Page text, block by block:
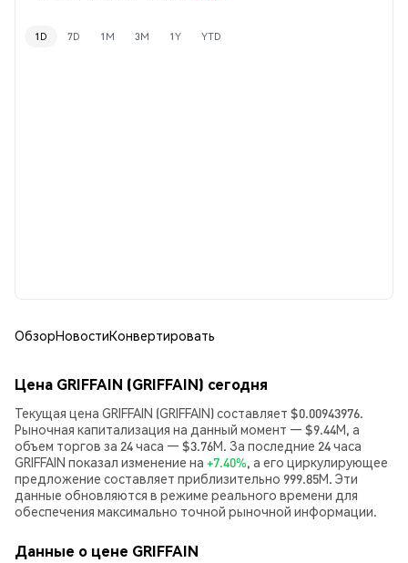
1D 7D 1M 3M 1Y YTD
ОбзорНовостиКонвертировать
Цена GRIFFAIN (GRIFFAIN) сегодня
Текущая цена GRIFFAIN (GRIFFAIN) составляет $0.00943976.
Рыночная капитализация на данный момент — $9.44M, а
объем торгов за 24 часа — $3.76M. За последние 24 часа
GRIFFAIN показал изменение на +7.40%, а его циркулирующее
предложение составляет приблизительно 999.85M. Эти
данные обновляются в режиме реального времени для
обеспечения максимально точной рыночной информации.
Данные о цене GRIFFAIN